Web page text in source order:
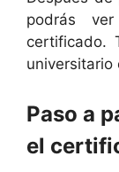
podrás
certificado.
universitario
Paso a
el